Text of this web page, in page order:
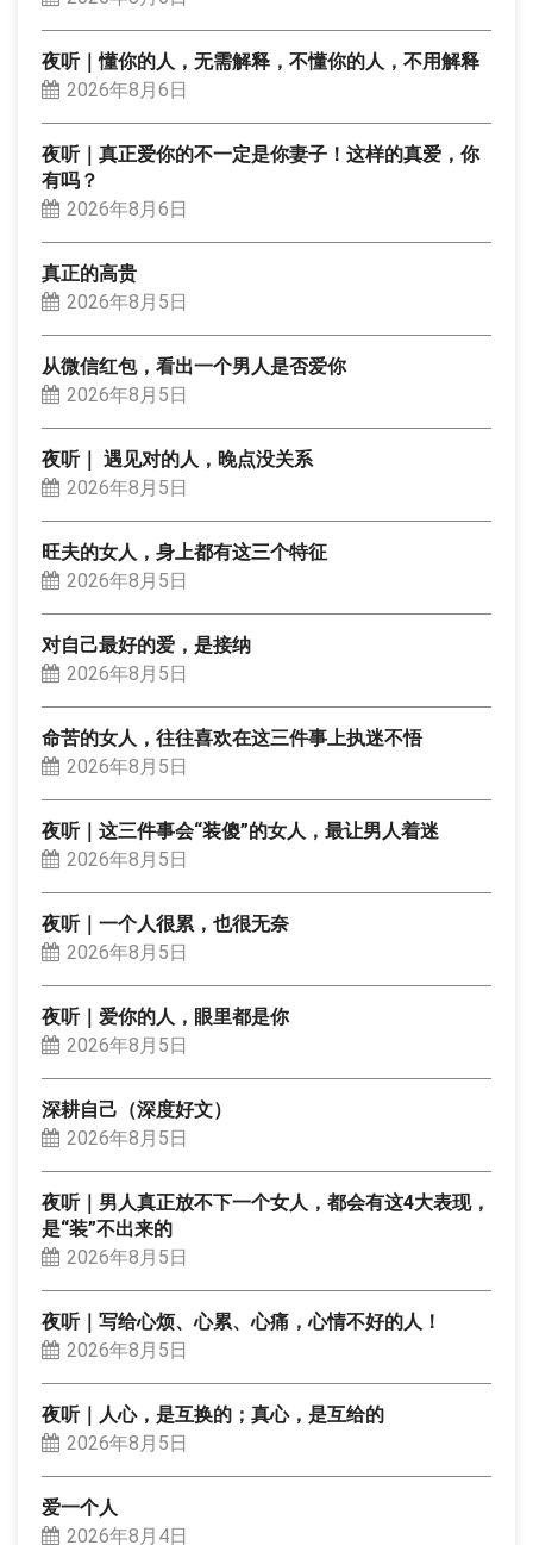
夜听｜懂你的人，无需解释，不懂你的人，不用解释
2026年8月6日
夜听｜真正爱你的不一定是你妻子！这样的真爱，你
有吗？
2026年8月6日
真正的高贵
2026年8月5日
从微信红包，看出一个男人是否爱你
2026年8月5日
夜听｜ 遇见对的人，晚点没关系
2026年8月5日
旺夫的女人，身上都有这三个特征
2026年8月5日
对自己最好的爱，是接纳
2026年8月5日
命苦的女人，往往喜欢在这三件事上执迷不悟
2026年8月5日
夜听｜这三件事会“装傻”的女人，最让男人着迷
2026年8月5日
夜听｜一个人很累，也很无奈
2026年8月5日
夜听｜爱你的人，眼里都是你
2026年8月5日
深耕自己（深度好文）
2026年8月5日
夜听｜男人真正放不下一个女人，都会有这4大表现，
是“装”不出来的
2026年8月5日
夜听｜写给心烦、心累、心痛，心情不好的人！
2026年8月5日
夜听｜人心，是互换的；真心，是互给的
2026年8月5日
爱一个人
2026年8月4日